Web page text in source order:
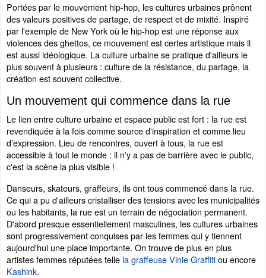
Portées par le mouvement hip-hop, les cultures urbaines prônent
des valeurs positives de partage, de respect et de mixité. Inspiré
par l'exemple de New York où le hip-hop est une réponse aux
violences des ghettos, ce mouvement est certes artistique mais il
est aussi idéologique. La culture urbaine se pratique d'ailleurs le
plus souvent à plusieurs : culture de la résistance, du partage, la
création est souvent collective.
Un mouvement qui commence dans la rue
Le lien entre culture urbaine et espace public est fort : la rue est
revendiquée à la fois comme source d'inspiration et comme lieu
d’expression. Lieu de rencontres, ouvert à tous, la rue est
accessible à tout le monde : il n'y a pas de barrière avec le public,
c'est la scène la plus visible !
Danseurs, skateurs, graffeurs, ils ont tous commencé dans la rue.
Ce qui a pu d'ailleurs cristalliser des tensions avec les municipalités
ou les habitants, la rue est un terrain de négociation permanent.
D'abord presque essentiellement masculines, les cultures urbaines
sont progressivement conquises par les femmes qui y tiennent
aujourd'hui une place importante. On trouve de plus en plus
artistes femmes réputées telle la graffeuse Vinie Graffitiou encore
Kashink.